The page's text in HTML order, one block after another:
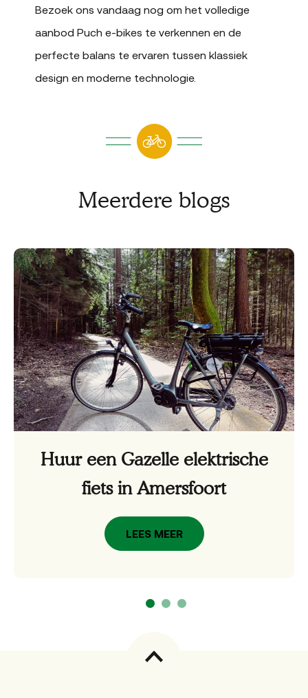
Bezoek ons vandaag nog om het volledige
aanbod Puch e-bikes te verkennen en de
perfecte balans te ervaren tussen klassiek
design en moderne technologie.
Meerdere blogs
Huur een Gazelle elektrische
fiets in Amersfoort
LEES MEER